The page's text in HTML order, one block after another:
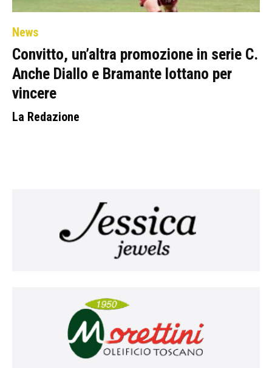
News
Convitto, un’altra promozione in serie C.
Anche Diallo e Bramante lottano per
vincere
La Redazione